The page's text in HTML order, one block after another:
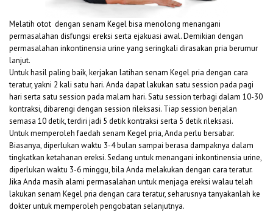
Melatih otot dengan senam Kegel bisa menolong menangani
permasalahan disfungsi ereksi serta ejakuasi awal. Demikian dengan
permasalahan inkontinensia urine yang seringkali dirasakan pria berumur
lanjut.
Untuk hasil paling baik, kerjakan latihan senam Kegel pria dengan cara
teratur, yakni 2 kali satu hari. Anda dapat lakukan satu session pada pagi
hari serta satu session pada malam hari. Satu session terbagi dalam 10-30
kontraksi, dibarengi dengan session rileksasi. Tiap session berjalan
semasa 10 detik, terdiri jadi 5 detik kontraksi serta 5 detik rileksasi.
Untuk memperoleh faedah senam Kegel pria, Anda perlu bersabar.
Biasanya, diperlukan waktu 3-4 bulan sampai berasa dampaknya dalam
tingkatkan ketahanan ereksi. Sedang untuk menangani inkontinensia urine,
diperlukan waktu 3-6 minggu, bila Anda melakukan dengan cara teratur.
Jika Anda masih alami permasalahan untuk menjaga ereksi walau telah
lakukan senam Kegel pria dengan cara teratur, seharusnya tanyakanlah ke
dokter untuk memperoleh pengobatan selanjutnya.